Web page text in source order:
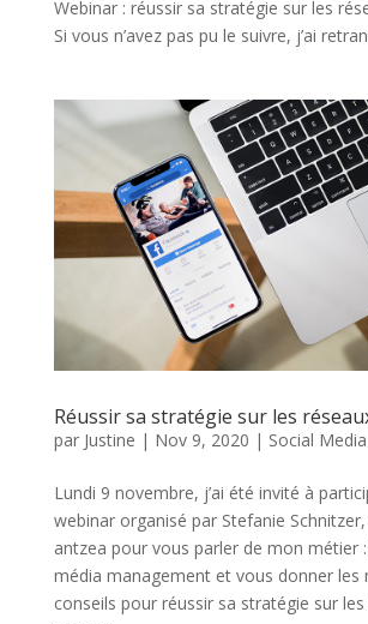
Webinar : réussir sa stratégie sur les
Si vous n’avez pas pu le suivre, j’ai
Réussir sa stratégie sur les
par Justine | Nov 9, 2020 | Social Media
Lundi 9 novembre, j’ai été invité à
webinar organisé par Stefanie
antzea pour vous parler de mon métier
média management et vous donner les
conseils pour réussir sa stratégie sur